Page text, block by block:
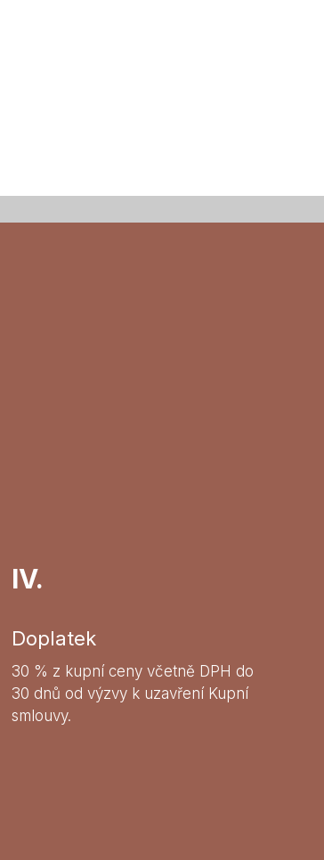
IV.
Doplatek
30 % z kupní ceny včetně DPH do
30 dnů od výzvy k uzavření Kupní
smlouvy.